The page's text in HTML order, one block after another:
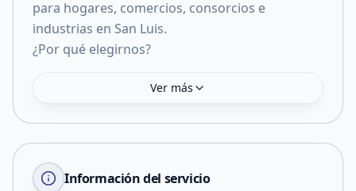
para hogares, comercios, consorcios e
industrias en San Luis.
¿Por qué elegirnos?
Ver más
Información del servicio